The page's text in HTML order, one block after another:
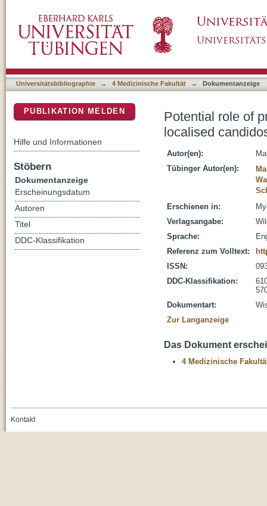
Universitätsbibliographie → 4 Medizinische Fakultät → Dokumentanzeige
Potential role of
localised
Autor(en):
Tübinger Autor(en):
Erschienen in:
Verlagsangabe:
Sprache:
Referenz zum Volltext:
ISSN:
DDC-Klassifikation:
Dokumentart:
Zur Langanzeige
Das Dokument
4 Medizinische
PUBLIKATION MELDEN
Hilfe und Informationen
Stöbern
Dokumentanzeige
Erscheinungsdatum
Autoren
Titel
DDC-Klassifikation
Kontakt